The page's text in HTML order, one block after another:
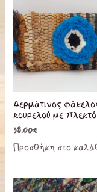
Δερμάτινος
κουρελού με
38.00€
Προσθήκη στο